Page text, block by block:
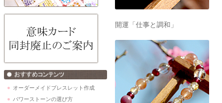
オーダーメイドブレスレット作成
パワーストーンの選び方
開運「仕事と調和」